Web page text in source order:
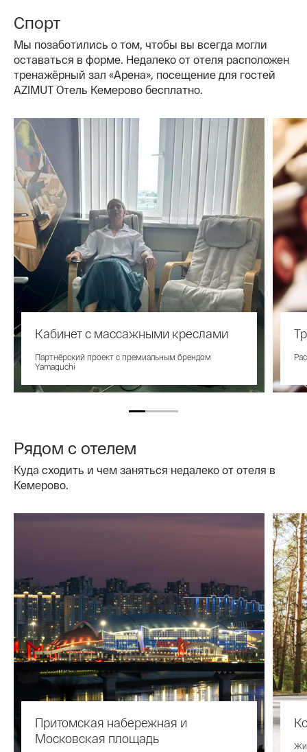
Спорт
Мы позаботились о том, чтобы вы всегда могли
оставаться в форме. Недалеко от отеля расположен
тренажёрный зал «Арена», посещение для гостей
AZIMUT Отель Кемерово бесплатно.
Кабинет с массажными креслами
Партнёрский проект с премиальным брендом
Yamaguchi
Рядом с отелем
Куда сходить и чем заняться недалеко от отеля в
Кемерово.
Притомская набережная и
Московская площадь